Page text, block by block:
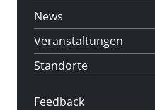
News
Veranstaltungen
Standorte
Feedback